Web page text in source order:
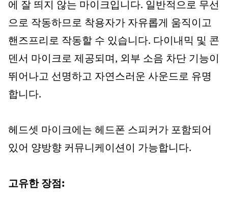
에 잘 띄지 않는 마이크입니다. 일반적으로 무선
으로 작동하므로 착용자가 자유롭게 움직이고
핸즈프리로 작동할 수 있습니다. 다이내믹 및 콘
덴서 마이크로 제공되며, 외부 소음 차단 기능이
뛰어나고 선명하고 자연스러운 사운드로 유명
합니다.
헤드셋 마이크에는 헤드폰 스피커가 포함되어
있어 양방향 커뮤니케이션이 가능합니다.
고유한 장점: